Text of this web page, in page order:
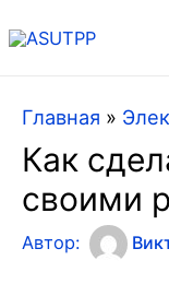
Главная »
Как
своими
Автор: